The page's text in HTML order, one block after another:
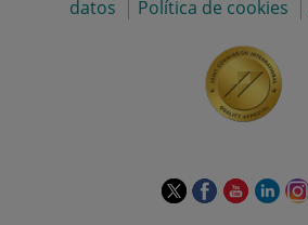
datos
Política de cookies
EsteEsteEsteEste